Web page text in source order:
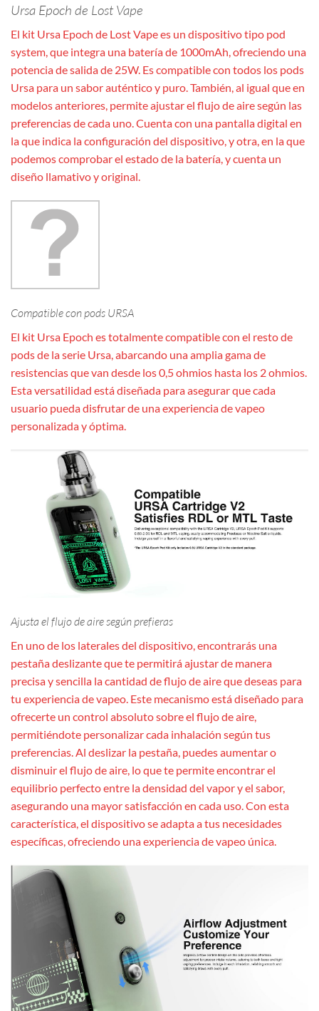
Ursa Epoch de Lost Vape
El kit Ursa Epoch de Lost Vape es un dispositivo tipo pod
system, que integra una batería de 1000mAh, ofreciendo una
potencia de salida de 25W. Es compatible con todos los pods
Ursa para un sabor auténtico y puro. También, al igual que en
modelos anteriores, permite ajustar el flujo de aire según las
preferencias de cada uno. Cuenta con una pantalla digital en
la que indica la configuración del dispositivo, y otra, en la que
podemos comprobar el estado de la batería, y cuenta un
diseño llamativo y original.
Compatible con pods URSA
El kit Ursa Epoch es totalmente compatible con el resto de
pods de la serie Ursa, abarcando una amplia gama de
resistencias que van desde los 0,5 ohmios hasta los 2 ohmios.
Esta versatilidad está diseñada para asegurar que cada
usuario pueda disfrutar de una experiencia de vapeo
personalizada y óptima.
Ajusta el flujo de aire según prefieras
En uno de los laterales del dispositivo, encontrarás una
pestaña deslizante que te permitirá ajustar de manera
precisa y sencilla la cantidad de flujo de aire que deseas para
tu experiencia de vapeo. Este mecanismo está diseñado para
ofrecerte un control absoluto sobre el flujo de aire,
permitiéndote personalizar cada inhalación según tus
preferencias. Al deslizar la pestaña, puedes aumentar o
disminuir el flujo de aire, lo que te permite encontrar el
equilibrio perfecto entre la densidad del vapor y el sabor,
asegurando una mayor satisfacción en cada uso. Con esta
característica, el dispositivo se adapta a tus necesidades
específicas, ofreciendo una experiencia de vapeo única.